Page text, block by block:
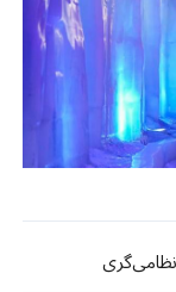
نظامی‌گری